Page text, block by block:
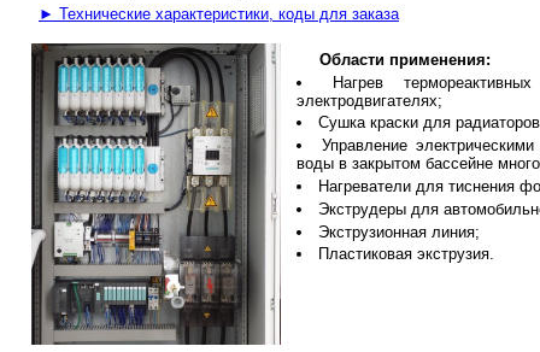
► Технические характеристики, коды для заказа
Области применения:
Нагрев
электродвигателях;
Сушка краски для
Управление
воды в закрытом бассейне
Нагреватели для тиснения
Экструдеры для
Экструзионная линия;
Пластиковая экструзия.